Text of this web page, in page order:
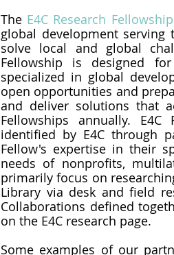
The E4C Research Fellowship
global development
solve local and global
Fellowship is designed
specialized in global
open opportunities and
and deliver solutions that
Fellowships annually.
identified by E4C through
Fellow's expertise in their
needs of nonprofits,
primarily focus on
Library via desk and field
Collaborations defined
on the E4C research page.